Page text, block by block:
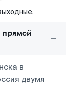
в
двумя